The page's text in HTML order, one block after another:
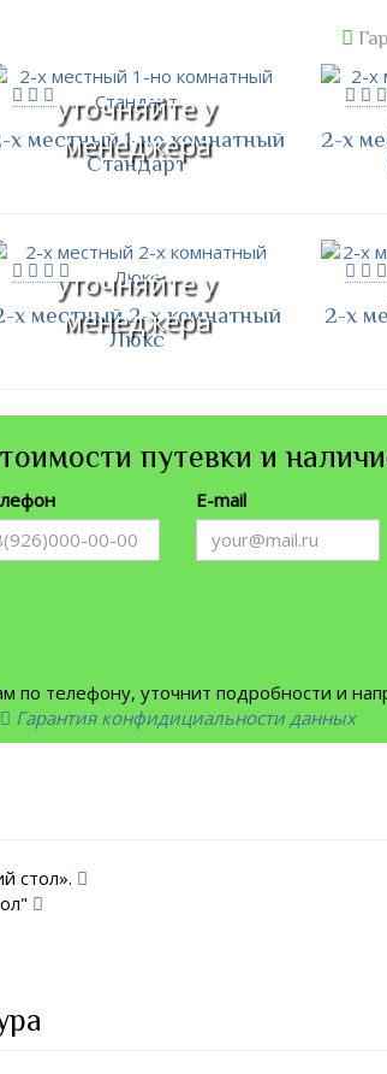
уточняйте у
менеджера
х местный 1-но комнатный
Стандарт
2-х
уточняйте у
менеджера
х местный 2-х комнатный
Люкс
2-х
путевки и
E-mail
по телефону, уточнит подробности и
Гарантия конфидициальности данных
стол».